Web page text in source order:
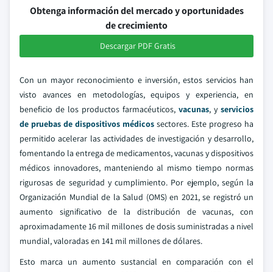
Obtenga información del mercado y oportunidades
de crecimiento
Descargar PDF Gratis
Con un mayor reconocimiento e inversión, estos servicios han
visto avances en metodologías, equipos y experiencia, en
beneficio de los productos farmacéuticos, vacunas, y servicios
de pruebas de dispositivos médicos sectores. Este progreso ha
permitido acelerar las actividades de investigación y desarrollo,
fomentando la entrega de medicamentos, vacunas y dispositivos
médicos innovadores, manteniendo al mismo tiempo normas
rigurosas de seguridad y cumplimiento. Por ejemplo, según la
Organización Mundial de la Salud (OMS) en 2021, se registró un
aumento significativo de la distribución de vacunas, con
aproximadamente 16 mil millones de dosis suministradas a nivel
mundial, valoradas en 141 mil millones de dólares.
Esto marca un aumento sustancial en comparación con el